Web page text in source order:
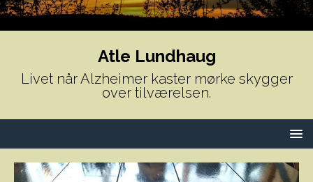
Atle Lundhaug
Livet når Alzheimer kaster mørke skygger
over tilværelsen.